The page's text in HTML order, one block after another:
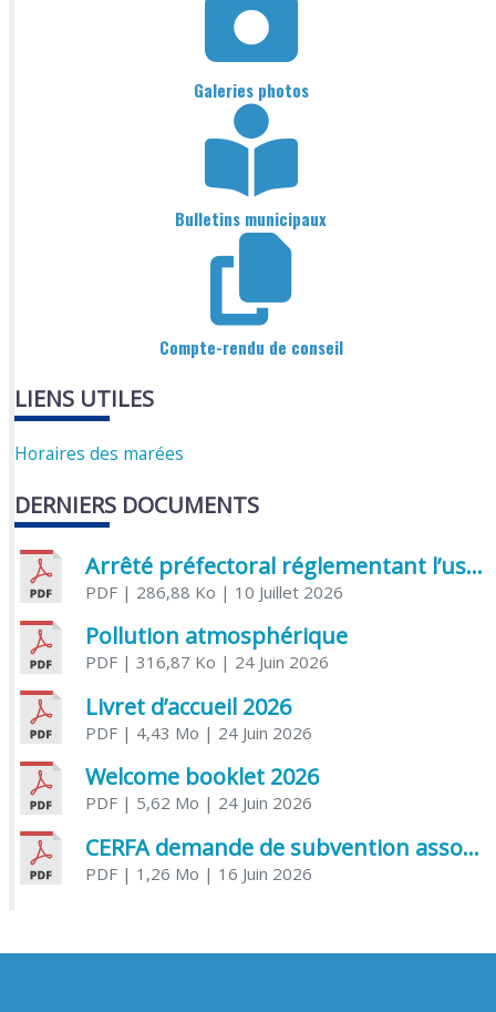
Galeries photos
Bulletins municipaux
Compte-rendu de conseil
LIENS UTILES
Horaires des marées
DERNIERS DOCUMENTS
Arrêté préfectoral réglementant l’usage de l’eau
PDF| 286,88 Ko | 10 Juillet 2026
Pollution atmosphérique
PDF| 316,87 Ko | 24 Juin 2026
Livret d’accueil 2026
PDF| 4,43 Mo | 24 Juin 2026
Welcome booklet 2026
PDF| 5,62 Mo | 24 Juin 2026
CERFA demande de subvention association
PDF| 1,26 Mo | 16 Juin 2026